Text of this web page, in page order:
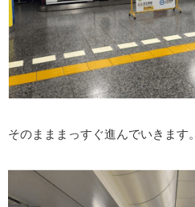
そのまままっすぐ進んでいきます。